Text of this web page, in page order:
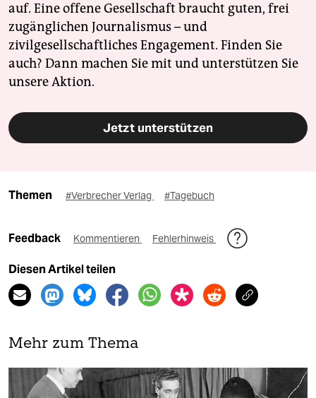
auf. Eine offene Gesellschaft braucht guten, frei
zugänglichen Journalismus – und
zivilgesellschaftliches Engagement. Finden Sie
auch? Dann machen Sie mit und unterstützen Sie
unsere Aktion.
Jetzt unterstützen
Themen #Verbrecher Verlag #Tagebuch
Feedback Kommentieren Fehlerhinweis
Diesen Artikel teilen
Mehr zum Thema